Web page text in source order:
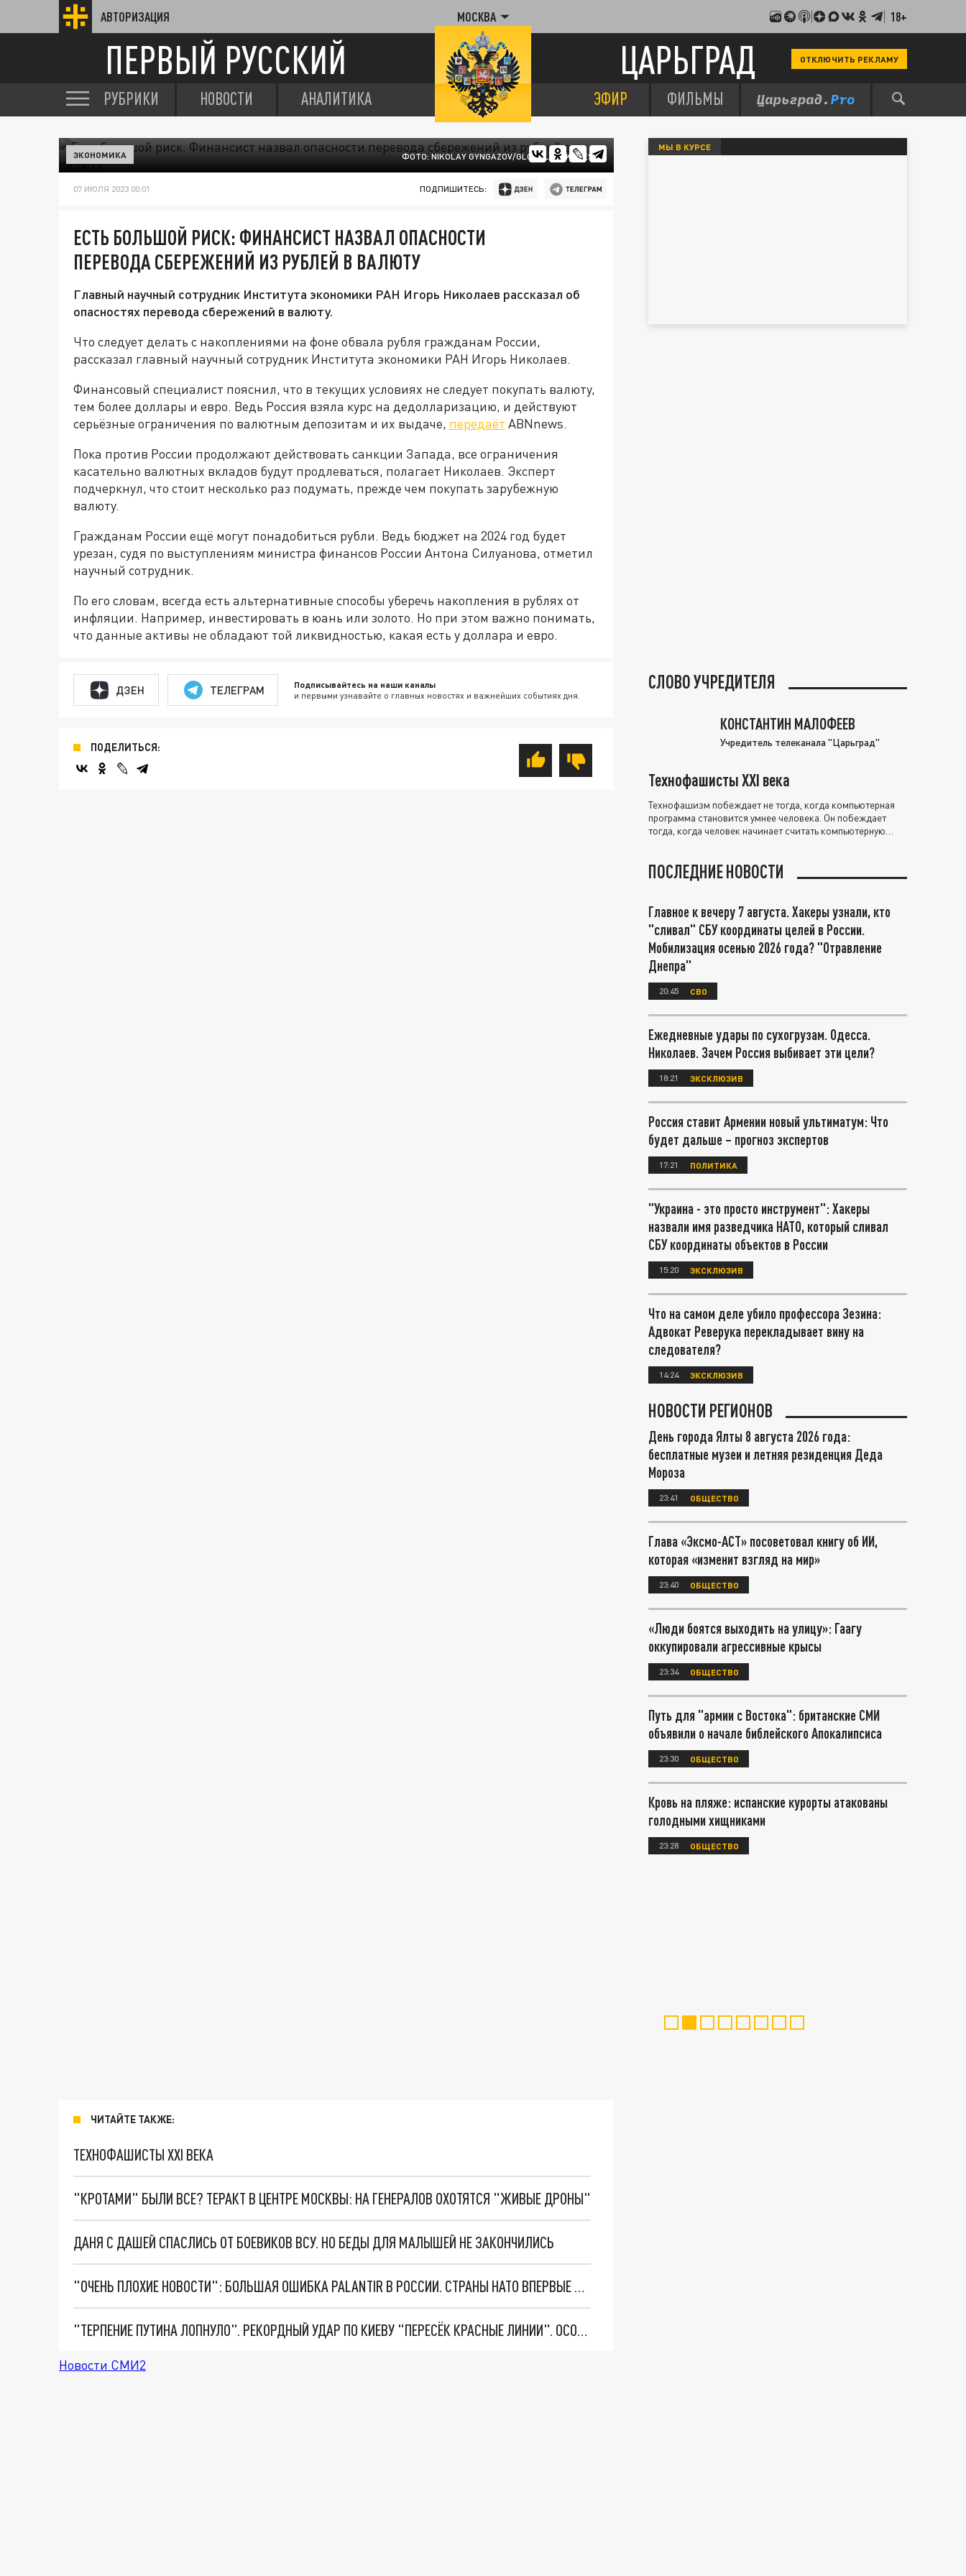
АВТОРИЗАЦИЯ МОСКВА 18+
ПЕРВЫЙ РУССКИЙ ЦАРЬГРАД ОТКЛЮЧИТЬ РЕКЛАМУ
РУБРИКИ НОВОСТИ АНАЛИТИКА ЭФИР ФИЛЬМЫ
ФОТО: NIKOLAY GYNGAZOV/GLOBALLOOKPRESS
ЭКОНОМИКА
07 ИЮЛЯ 2023 00:01 ПОДПИШИТЕСЬ:
ЕСТЬ БОЛЬШОЙ РИСК: ФИНАНСИСТ НАЗВАЛ ОПАСНОСТИ
ПЕРЕВОДА СБЕРЕЖЕНИЙ ИЗ РУБЛЕЙ В ВАЛЮТУ
Главный научный сотрудник Института экономики РАН Игорь Николаев рассказал об
опасностях перевода сбережений в валюту.
Что следует делать с накоплениями на фоне обвала рубля гражданам России,
рассказал главный научный сотрудник Института экономики РАН Игорь Николаев.
Финансовый специалист пояснил, что в текущих условиях не следует покупать валюту,
тем более доллары и евро. Ведь Россия взяла курс на дедолларизацию, и действуют
серьёзные ограничения по валютным депозитам и их выдаче, передаёт ABNnews.
Пока против России продолжают действовать санкции Запада, все ограничения
касательно валютных вкладов будут продлеваться, полагает Николаев. Эксперт
подчеркнул, что стоит несколько раз подумать, прежде чем покупать зарубежную
валюту.
Гражданам России ещё могут понадобиться рубли. Ведь бюджет на 2024 год будет
урезан, судя по выступлениям министра финансов России Антона Силуанова, отметил
научный сотрудник.
По его словам, всегда есть альтернативные способы уберечь накопления в рублях от
инфляции. Например, инвестировать в юань или золото. Но при этом важно понимать,
что данные активы не обладают той ликвидностью, какая есть у доллара и евро.
ДЗЕН ТЕЛЕГРАМ Подписывайтесь на наши каналы
и первыми узнавайте о главных новостях и важнейших событиях дня.
ПОДЕЛИТЬСЯ:
ЧИТАЙТЕ ТАКЖЕ:
ТЕХНОФАШИСТЫ XXI ВЕКА
"КРОТАМИ" БЫЛИ ВСЕ? ТЕРАКТ В ЦЕНТРЕ МОСКВЫ: НА ГЕНЕРАЛОВ ОХОТЯТСЯ "ЖИВЫЕ ДРОНЫ"
ДАНЯ С ДАШЕЙ СПАСЛИСЬ ОТ БОЕВИКОВ ВСУ. НО БЕДЫ ДЛЯ МАЛЫШЕЙ НЕ ЗАКОНЧИЛИСЬ
"ОЧЕНЬ ПЛОХИЕ НОВОСТИ": БОЛЬШАЯ ОШИБКА PALANTIR В РОССИИ. СТРАНЫ НАТО ВПЕРВЫЕ ЗА СВО ОСТАНОВИЛИ ПОСТАВКИ ОРУЖИЯ. ВСУ ТЕРЯЮТ ПРИГРАНИЧЬЕ?
"ТЕРПЕНИЕ ПУТИНА ЛОПНУЛО". РЕКОРДНЫЙ УДАР ПО КИЕВУ "ПЕРЕСЁК КРАСНЫЕ ЛИНИИ". ОСОБЫЕ СПЕЦЫ КНДР НА ЛБС? ТАЙНЫЕ ПЕРЕГОВОРЫ ЕВРОПЫ И МОСКВЫ
Новости СМИ2
МЫ В КУРСЕ
СЛОВО УЧРЕДИТЕЛЯ
КОНСТАНТИН МАЛОФЕЕВ
Учредитель телеканала "Царьград"
Технофашисты XXI века
Технофашизм побеждает не тогда, когда компьютерная
программа становится умнее человека. Он побеждает
тогда, когда человек начинает считать компьютерную
ПОСЛЕДНИЕ НОВОСТИ
Главное к вечеру 7 августа. Хакеры узнали, кто
"сливал" СБУ координаты целей в России.
Мобилизация осенью 2026 года? "Отравление
Днепра"
20:45 СВО
Ежедневные удары по сухогрузам. Одесса.
Николаев. Зачем Россия выбивает эти цели?
18:21 ЭКСКЛЮЗИВ
Россия ставит Армении новый ультиматум: Что
будет дальше – прогноз экспертов
17:21 ПОЛИТИКА
"Украина - это просто инструмент": Хакеры
назвали имя разведчика НАТО, который сливал
СБУ координаты объектов в России
15:20 ЭКСКЛЮЗИВ
Что на самом деле убило профессора Зезина:
Адвокат Реверука перекладывает вину на
следователя?
14:24 ЭКСКЛЮЗИВ
НОВОСТИ РЕГИОНОВ
День города Ялты 8 августа 2026 года:
бесплатные музеи и летняя резиденция Деда
Мороза
23:41 ОБЩЕСТВО
Глава «Эксмо-АСТ» посоветовал книгу об ИИ,
которая «изменит взгляд на мир»
23:40 ОБЩЕСТВО
«Люди боятся выходить на улицу»: Гаагу
оккупировали агрессивные крысы
23:34 ОБЩЕСТВО
Путь для "армии с Востока": британские СМИ
объявили о начале библейского Апокалипсиса
23:30 ОБЩЕСТВО
Кровь на пляже: испанские курорты атакованы
голодными хищниками
23:28 ОБЩЕСТВО